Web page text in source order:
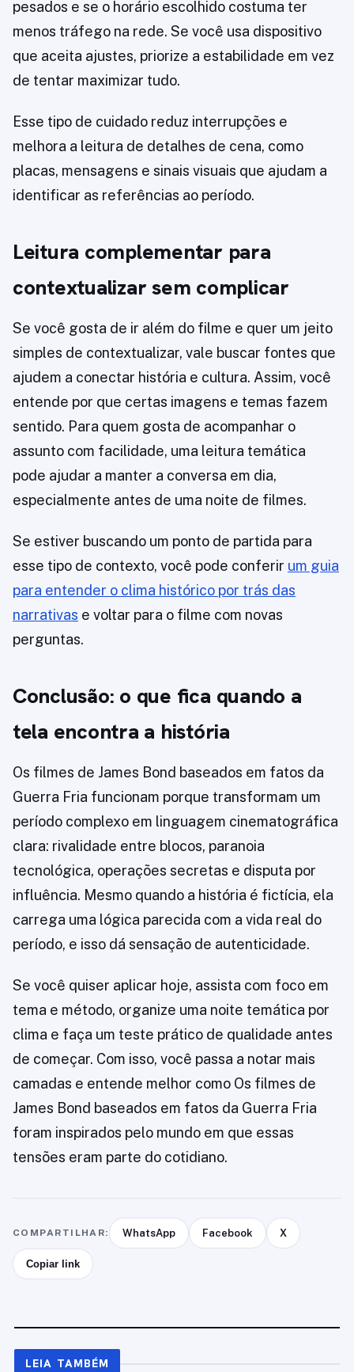
pesados e se o horário escolhido costuma ter
menos tráfego na rede. Se você usa dispositivo
que aceita ajustes, priorize a estabilidade em vez
de tentar maximizar tudo.
Esse tipo de cuidado reduz interrupções e
melhora a leitura de detalhes de cena, como
placas, mensagens e sinais visuais que ajudam a
identificar as referências ao período.
Leitura complementar para
contextualizar sem complicar
Se você gosta de ir além do filme e quer um jeito
simples de contextualizar, vale buscar fontes que
ajudem a conectar história e cultura. Assim, você
entende por que certas imagens e temas fazem
sentido. Para quem gosta de acompanhar o
assunto com facilidade, uma leitura temática
pode ajudar a manter a conversa em dia,
especialmente antes de uma noite de filmes.
Se estiver buscando um ponto de partida para
esse tipo de contexto, você pode conferir um guia
para entender o clima histórico por trás das
narrativas e voltar para o filme com novas
perguntas.
Conclusão: o que fica quando a
tela encontra a história
Os filmes de James Bond baseados em fatos da
Guerra Fria funcionam porque transformam um
período complexo em linguagem cinematográfica
clara: rivalidade entre blocos, paranoia
tecnológica, operações secretas e disputa por
influência. Mesmo quando a história é fictícia, ela
carrega uma lógica parecida com a vida real do
período, e isso dá sensação de autenticidade.
Se você quiser aplicar hoje, assista com foco em
tema e método, organize uma noite temática por
clima e faça um teste prático de qualidade antes
de começar. Com isso, você passa a notar mais
camadas e entende melhor como Os filmes de
James Bond baseados em fatos da Guerra Fria
foram inspirados pelo mundo em que essas
tensões eram parte do cotidiano.
COMPARTILHAR: WhatsApp Facebook X
Copiar link
LEIA TAMBÉM